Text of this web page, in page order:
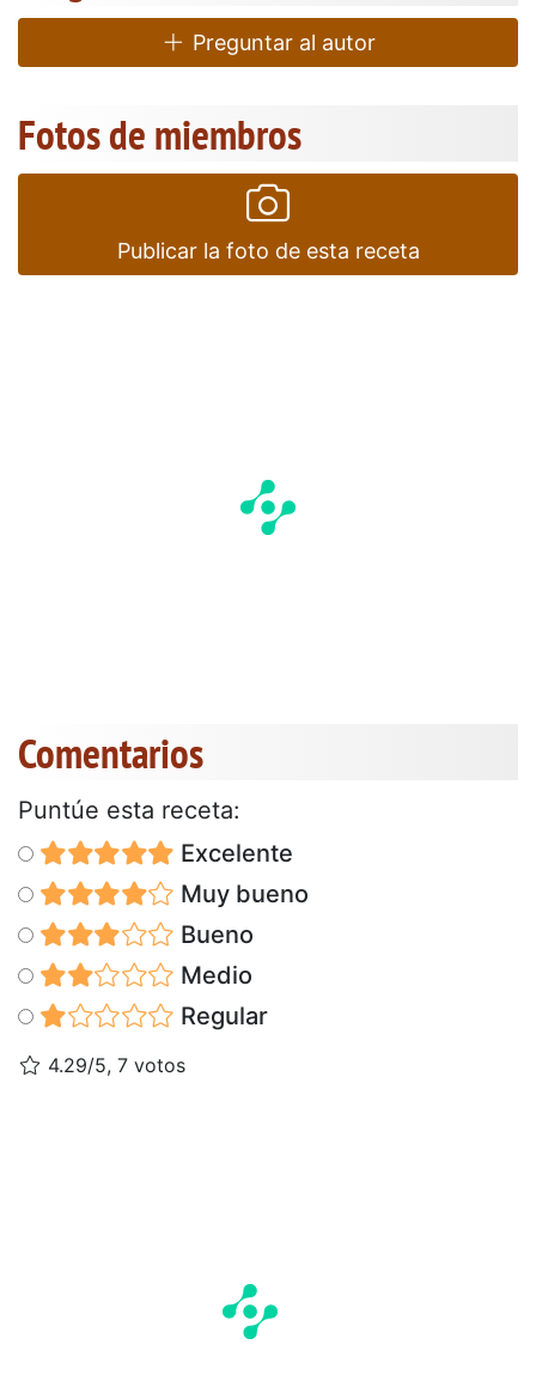
Preguntar al autor
Fotos de miembros
Publicar la foto de esta receta
Comentarios
Puntúe esta receta:
Excelente
Muy bueno
Bueno
Medio
Regular
4.29/5, 7 votos